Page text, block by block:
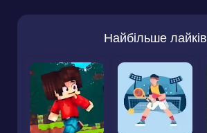
Найбільше лайків